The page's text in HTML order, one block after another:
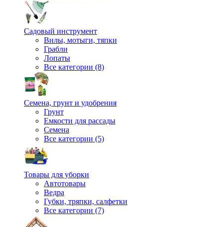
Садовый инструмент
Вилы, мотыги, тяпки
Грабли
Лопаты
Все категории (8)
Семена, грунт и удобрения
Грунт
Емкости для рассады
Семена
Все категории (5)
Товары для уборки
Автотовары
Ведра
Губки, тряпки, салфетки
Все категории (7)